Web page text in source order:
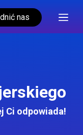
nas
Ci odpowiada!